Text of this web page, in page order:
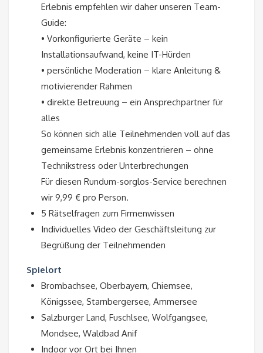
Erlebnis empfehlen wir daher unseren Team-
Guide:
• Vorkonfigurierte Geräte – kein
Installationsaufwand, keine IT-Hürden
• persönliche Moderation – klare Anleitung &
motivierender Rahmen
• direkte Betreuung – ein Ansprechpartner für
alles
So können sich alle Teilnehmenden voll auf das
gemeinsame Erlebnis konzentrieren – ohne
Technikstress oder Unterbrechungen
Für diesen Rundum-sorglos-Service berechnen
wir 9,99 € pro Person.
5 Rätselfragen zum Firmenwissen
Individuelles Video der Geschäftsleitung zur
Begrüßung der Teilnehmenden
Spielort
Brombachsee, Oberbayern, Chiemsee,
Königssee, Starnbergersee, Ammersee
Salzburger Land, Fuschlsee, Wolfgangsee,
Mondsee, Waldbad Anif
Indoor vor Ort bei Ihnen